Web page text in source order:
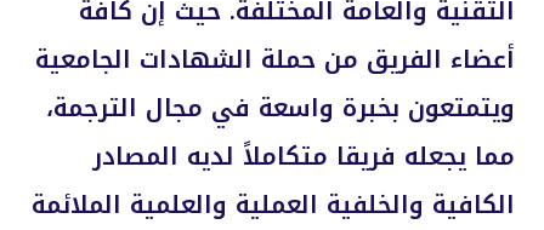
التقنية والعامة المختلفة. حيث إن كافة
أعضاء الفريق من حملة الشهادات الجامعية
ويتمتعون بخبرة واسعة في مجال الترجمة،
مما يجعله فريقا متكاملاً لديه المصادر
الكافية والخلفية العملية والعلمية الملائمة